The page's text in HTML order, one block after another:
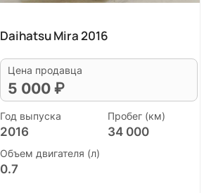
Daihatsu Mira 2016
Цена продавца
5 000 ₽
Год выпуска
2016
Пробег (км)
34 000
Объем двигателя (л)
0.7